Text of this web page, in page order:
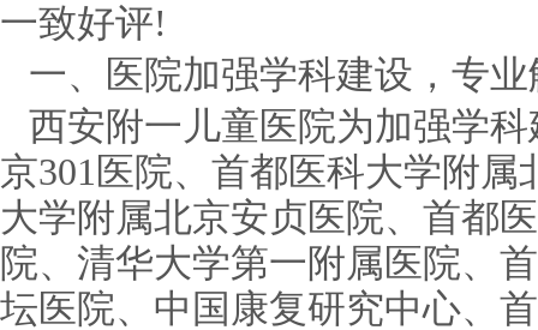
一致好评!
一、医院加强学科建设，专
西安附一儿童医院为加强学
京301医院、首都医科大学附
大学附属北京安贞医院、首都
院、清华大学第一附属医院、
坛医院、中国康复研究中心、